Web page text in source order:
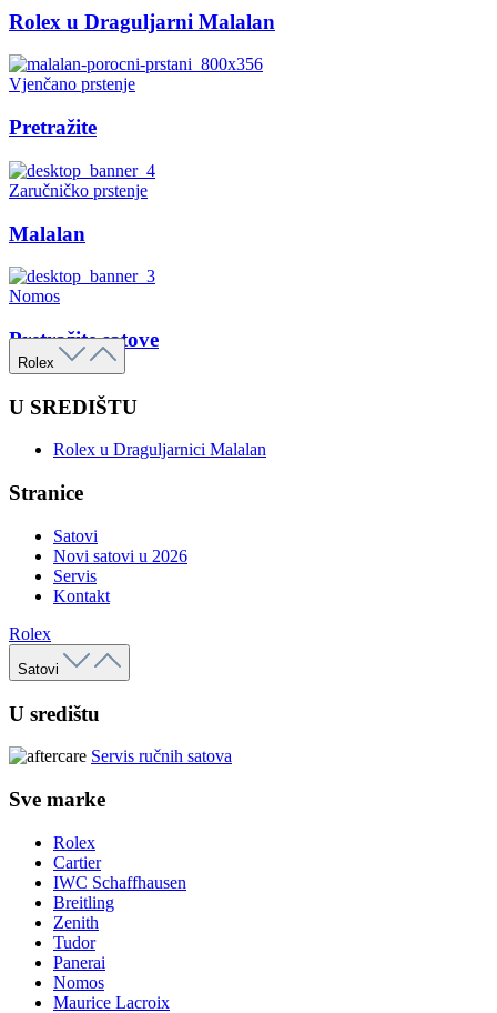
Rolex u Draguljarni Malalan
Vjenčano prstenje
Pretražite
Zaručničko prstenje
Malalan
Nomos
Pretražite satove
Rolex
U SREDIŠTU
Rolex u Draguljarnici Malalan
Stranice
Satovi
Novi satovi u 2026
Servis
Kontakt
Rolex
Satovi
U središtu
Servis ručnih satova
Sve marke
Rolex
Cartier
IWC Schaffhausen
Breitling
Zenith
Tudor
Panerai
Nomos
Maurice Lacroix